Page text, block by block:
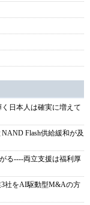
日本人は確実に増えて
Flash供給緩和が及
る----両立支援は福利厚
社をAI駆動型M&Aの方